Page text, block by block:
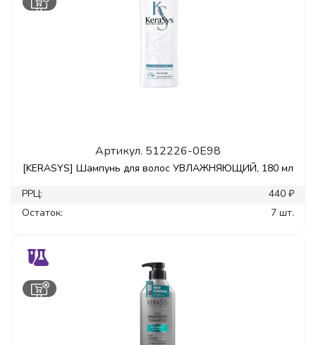
Артикул. 512226-0E98
[KERASYS] Шампунь для волос УВЛАЖНЯЮЩИЙ, 180 мл
РРЦ:
440 ₽
Остаток:
7 шт.